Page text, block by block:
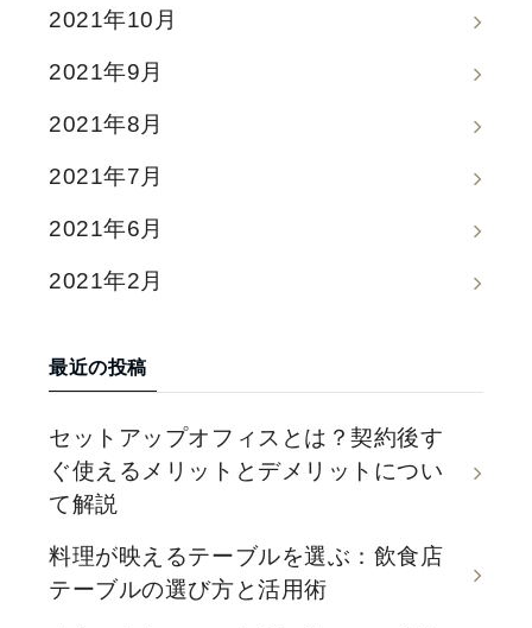
2021年10月
2021年9月
2021年8月
2021年7月
2021年6月
2021年2月
最近の投稿
セットアップオフィスとは？契約後す
ぐ使えるメリットとデメリットについ
て解説
料理が映えるテーブルを選ぶ：飲食店
テーブルの選び方と活用術